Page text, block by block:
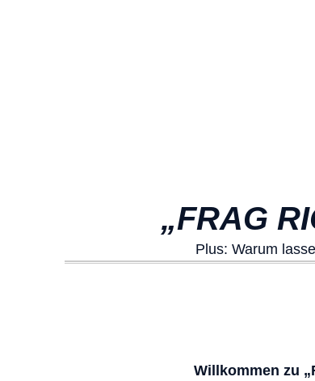
„FRAG
Plus: Warum
Willkommen zu